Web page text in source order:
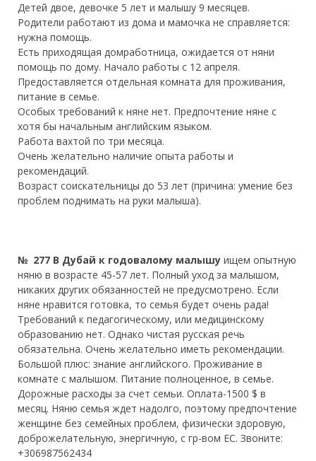
Детей двое, девочке 5 лет и малышу 9 месяцев.
Родители работают из дома и мамочка не справляется:
нужна помощь.
Есть приходящая домработница, ожидается от няни
помощь по дому. Начало работы с 12 апреля.
Предоставляется отдельная комната для проживания,
питание в семье.
Особых требований к няне нет. Предпочтение няне с
хотя бы начальным английским языком.
Работа вахтой по три месяца.
Очень желательно наличие опыта работы и
рекомендаций.
Возраст соискательницы до 53 лет (причина: умение без
проблем поднимать на руки малыша).
№ 277 В Дубай к годовалому малышу ищем опытную
няню в возрасте 45-57 лет. Полный уход за малышом,
никаких других обязанностей не предусмотрено. Если
няне нравится готовка, то семья будет очень рада!
Требований к педагогическому, или медицинскому
образованию нет. Однако чистая русская речь
обязательна. Очень желательно иметь рекомендации.
Большой плюс: знание английского. Проживание в
комнате с малышом. Питание полноценное, в семье.
Дорожные расходы за счет семьи. Оплата-1500 $ в
месяц. Няню семья ждет надолго, поэтому предпочтение
женщине без семейных проблем, физически здоровую,
доброжелательную, энергичную, с гр-вом ЕС. Звоните:
+306987562434